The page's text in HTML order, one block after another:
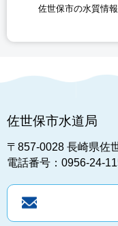
佐世保市の水質情報
佐世保市水道局
〒857-0028 長崎県佐
電話番号：0956-24-